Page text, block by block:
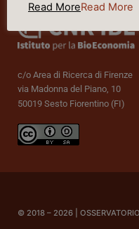
c/o Area di Ricerca di Firenze
via Madonna del Piano, 10
50019 Sesto Fiorentino (FI)
© 2018 – 2026 |
Read MoreRead More